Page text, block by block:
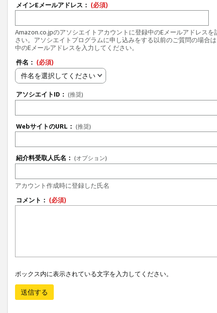
メインEメールアドレス： (必須)
Amazon.co.jpのアソシエイトアカウントに登録中のEメールアドレスを
さい。アソシエイトプログラムに申し込みをする以前のご質問の場合
中のEメールアドレスを入力してください。
件名： (必須)
件名を選択してください
アソシエイトID： (推奨)
WebサイトのURL： (推奨)
紹介料受取人氏名： (オプション)
アカウント作成時に登録した氏名
コメント： (必須)
ボックス内に表示されている文字を入力してください。
送信する